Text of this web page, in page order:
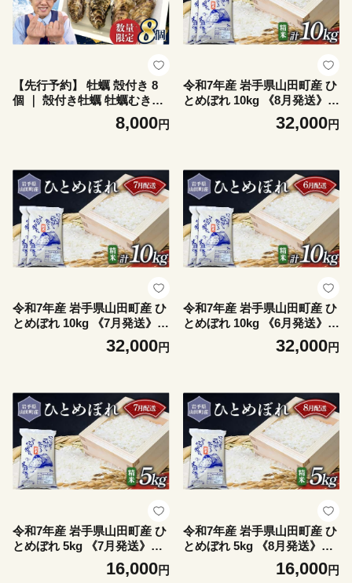
【先行予約】 牡蠣 殻付き 8
個 ｜ 殻付き牡蠣 牡蠣むき身
小分け 牡蛎 むき牡蠣 カキ オ
イスター 濃厚 岩手県 岩手 山
幸 家庭用 BB ｜ KM014-8s
8,000円
令和7年産 岩手県山田町産 ひ
とめぼれ 10kg 《8月発送》
【配送日指定不可】 三陸山田
山田町 お米 白米 精米 農産品
ぼれ ふるさと納税米 YD-110
1
32,000円
令和7年産 岩手県山田町産 ひ
とめぼれ 10kg 《7月発送》
【配送日指定不可】 三陸山田
山田町 お米 白米 精米 農産品
ぼれ ふるさと納税米 YD-110
0
32,000円
令和7年産 岩手県山田町産 ひ
とめぼれ 10kg 《6月発送》
【配送日指定不可】 三陸山田
山田町 お米 白米 精米 農産品
ぼれ ふるさと納税米 YD-109
9
32,000円
令和7年産 岩手県山田町産 ひ
とめぼれ 5kg 《7月発送》
【配送日指定不可】 三陸山田
山田町 お米 白米 精米 農産品
16,000円
令和7年産 岩手県山田町産 ひ
とめぼれ 5kg 《8月発送》
【配送日指定不可】 三陸山田
山田町 お米 白米 精米 農産品
16,000円